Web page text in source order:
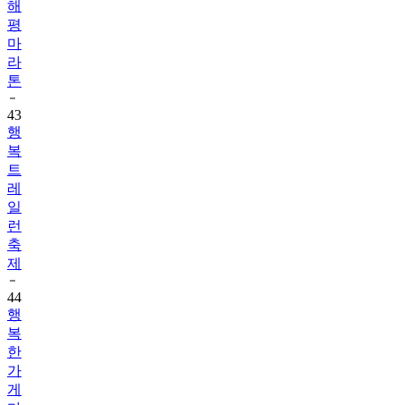
마
라
톤
43
행
복
트
레
일
런
축
제
44
행
복
한
가
게
마
라